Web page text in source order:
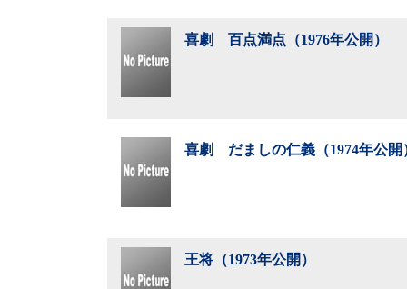
喜劇 百点満点（1976年公開）
喜劇 だましの仁義（1974年公開
王将（1973年公開）